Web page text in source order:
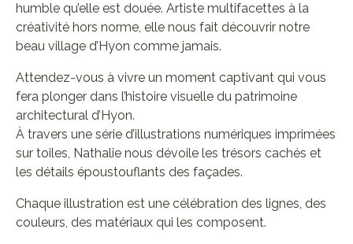
humble qu’elle est douée. Artiste multifacettes à la
créativité hors norme, elle nous fait découvrir notre
beau village d’Hyon comme jamais.
Attendez-vous à vivre un moment captivant qui vous
fera plonger dans l’histoire visuelle du patrimoine
architectural d’Hyon.
À travers une série d’illustrations numériques imprimées
sur toiles, Nathalie nous dévoile les trésors cachés et
les détails époustouflants des façades.
Chaque illustration est une célébration des lignes, des
couleurs, des matériaux qui les composent.